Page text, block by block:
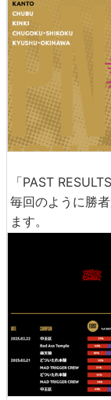
「PAST
毎回のように勝
ます。